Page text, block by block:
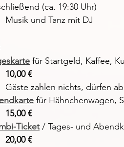
(ca. 19:30 Uhr)
Musik und Tanz mit DJ
für Startgeld, Kaffee,
10,00 €
Gäste zahlen nichts, dürfen
für Hähnchenwagen,
15,00 €
Ticket / Tages- und
20,00 €